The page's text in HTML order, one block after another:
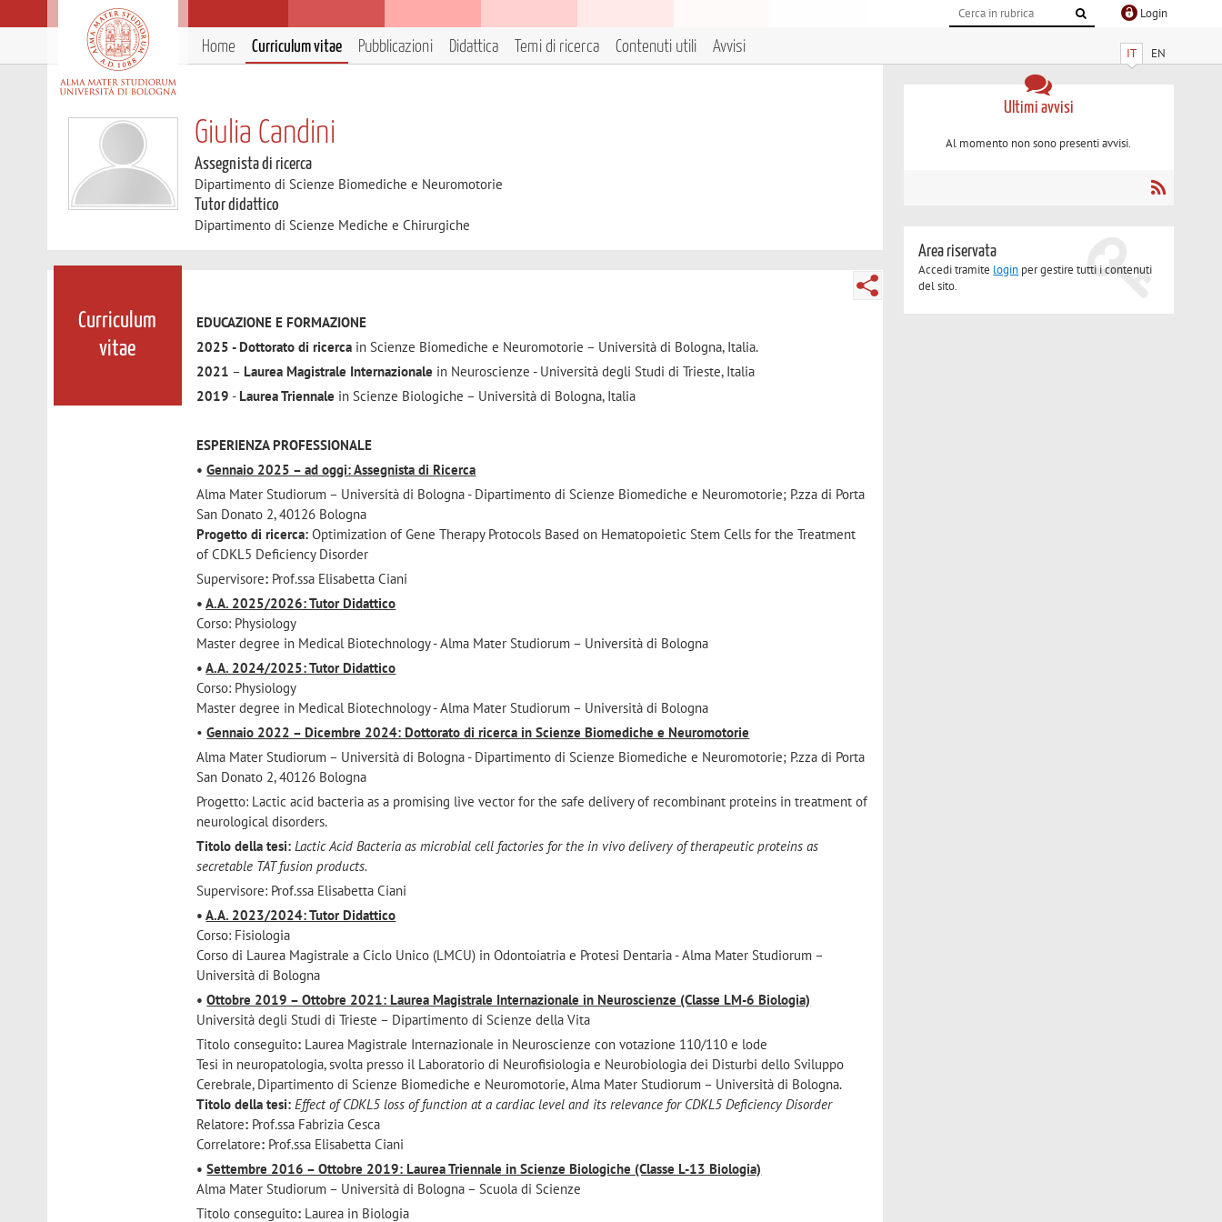
Login
IT EN
Home Curriculum vitae Pubblicazioni Didattica Temi di ricerca Contenuti utili Avvisi
Giulia Candini
Assegnista di ricerca
Dipartimento di Scienze Biomediche e Neuromotorie
Tutor didattico
Dipartimento di Scienze Mediche e Chirurgiche
Curriculum
vitae
EDUCAZIONE E FORMAZIONE
2025 - Dottorato di ricerca in Scienze Biomediche e Neuromotorie – Università di Bologna, Italia.
2021 – Laurea Magistrale Internazionale in Neuroscienze - Università degli Studi di Trieste, Italia
2019 - Laurea Triennale in Scienze Biologiche – Università di Bologna, Italia
ESPERIENZA PROFESSIONALE
•Gennaio 2025 – ad oggi: Assegnista di Ricerca
Alma Mater Studiorum – Università di Bologna - Dipartimento di Scienze Biomediche e Neuromotorie; P.zza di Porta
San Donato 2, 40126 Bologna
Progetto di ricerca: Optimization of Gene Therapy Protocols Based on Hematopoietic Stem Cells for the Treatment
of CDKL5 Deficiency Disorder
Supervisore: Prof.ssa Elisabetta Ciani
•A.A. 2025/2026: Tutor Didattico
Corso: Physiology
Master degree in Medical Biotechnology - Alma Mater Studiorum – Università di Bologna
•A.A. 2024/2025: Tutor Didattico
Corso: Physiology
Master degree in Medical Biotechnology - Alma Mater Studiorum – Università di Bologna
•Gennaio 2022 – Dicembre 2024: Dottorato di ricerca in Scienze Biomediche e Neuromotorie
Alma Mater Studiorum – Università di Bologna - Dipartimento di Scienze Biomediche e Neuromotorie; P.zza di Porta
San Donato 2, 40126 Bologna
Progetto: Lactic acid bacteria as a promising live vector for the safe delivery of recombinant proteins in treatment of
neurological disorders.
Titolo della tesi: Lactic Acid Bacteria as microbial cell factories for the in vivo delivery of therapeutic proteins as
secretable TAT fusion products.
Supervisore: Prof.ssa Elisabetta Ciani
•A.A. 2023/2024: Tutor Didattico
Corso: Fisiologia
Corso di Laurea Magistrale a Ciclo Unico (LMCU) in Odontoiatria e Protesi Dentaria - Alma Mater Studiorum –
Università di Bologna
•Ottobre 2019 – Ottobre 2021: Laurea Magistrale Internazionale in Neuroscienze (Classe LM-6 Biologia)
Università degli Studi di Trieste – Dipartimento di Scienze della Vita
Titolo conseguito: Laurea Magistrale Internazionale in Neuroscienze con votazione 110/110 e lode
Tesi in neuropatologia, svolta presso il Laboratorio di Neurofisiologia e Neurobiologia dei Disturbi dello Sviluppo
Cerebrale, Dipartimento di Scienze Biomediche e Neuromotorie, Alma Mater Studiorum – Università di Bologna.
Titolo della tesi: Effect of CDKL5 loss of function at a cardiac level and its relevance for CDKL5 Deficiency Disorder
Relatore: Prof.ssa Fabrizia Cesca
Correlatore: Prof.ssa Elisabetta Ciani
•Settembre 2016 – Ottobre 2019: Laurea Triennale in Scienze Biologiche (Classe L-13 Biologia)
Alma Mater Studiorum – Università di Bologna – Scuola di Scienze
Titolo conseguito: Laurea in Biologia
Ultimi avvisi
Al momento non sono presenti avvisi.
Area riservata
Accedi tramite login per gestire tutti i contenuti
del sito.